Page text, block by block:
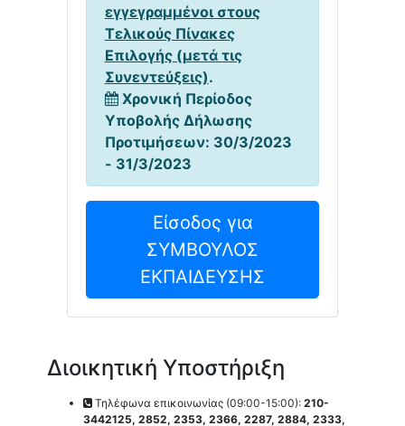
εγγεγραμμένοι στους
Τελικούς Πίνακες
Επιλογής (μετά τις
Συνεντεύξεις).
Χρονική Περίοδος
Υποβολής Δήλωσης
Προτιμήσεων: 30/3/2023
- 31/3/2023
Είσοδος για
ΣΥΜΒΟΥΛΟΣ
ΕΚΠΑΙΔΕΥΣΗΣ
Διοικητική Υποστήριξη
Τηλέφωνα επικοινωνίας (09:00-15:00): 210-
3442125, 2852, 2353, 2366, 2287, 2884, 2333,